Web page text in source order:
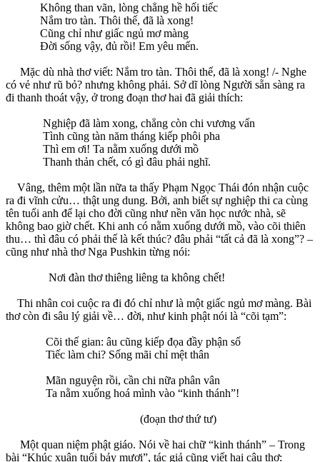
Không than vãn, lòng chẳng hề hối tiếc
Nắm tro tàn. Thôi thế, đã là xong!
Cũng chỉ như giấc ngủ mơ màng
Đời sống vậy, đủ rồi! Em yêu mến.
Mặc dù nhà thơ viết: Nắm tro tàn. Thôi thế, đã là xong! /- Nghe
có vẻ như rũ bỏ? nhưng không phải. Sở dĩ lòng Người sẵn sàng ra
đi thanh thoát vậy, ở trong đoạn thơ hai đã giải thích:
Nghiệp đã làm xong, chẳng còn chi vương vấn
Tình cũng tàn năm tháng kiếp phôi pha
Thì em ơi! Ta nằm xuống dưới mồ
Thanh thản chết, có gì đâu phải nghĩ.
Vâng, thêm một lần nữa ta thấy Phạm Ngọc Thái đón nhận cuộc
ra đi vĩnh cửu… thật ung dung. Bởi, anh biết sự nghiệp thi ca cùng
tên tuổi anh để lại cho đời cũng như nền văn học nước nhà, sẽ
không bao giờ chết. Khi anh có nằm xuống dưới mồ, vào cõi thiên
thu… thì đâu có phải thế là kết thúc? đâu phải “tất cả đã là xong”? –
cũng như nhà thơ Nga Pushkin từng nói:
Nơi đàn thơ thiêng liêng ta không chết!
Thi nhân coi cuộc ra đi đó chỉ như là một giấc ngủ mơ màng. Bài
thơ còn đi sâu lý giải về… đời, như kinh phật nói là “cõi tạm”:
Cõi thế gian: âu cũng kiếp đọa đầy phận số
Tiếc làm chi? Sống mãi chỉ mệt thân
Mãn nguyện rồi, cần chi nữa phân vân
Ta nằm xuống hoá mình vào “kinh thánh”!
(đoạn thơ thứ tư)
Một quan niệm phật giáo. Nói về hai chữ “kinh thánh” – Trong
bài “Khúc xuân tuổi bảy mươi”, tác giả cũng viết hai câu thơ: